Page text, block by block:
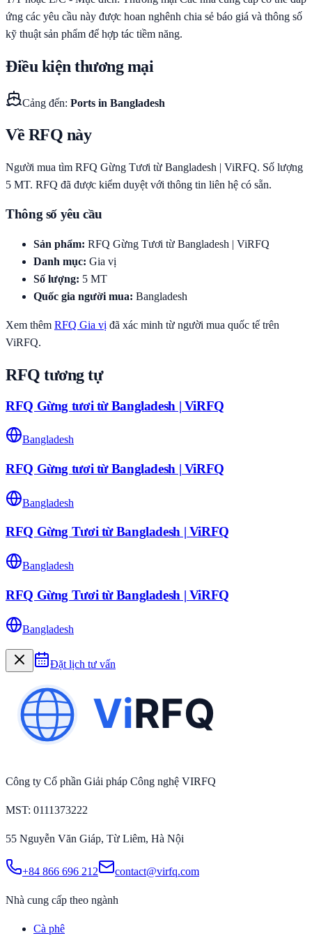
ứng các yêu cầu này được hoan nghênh chia sẻ báo giá và thông số
kỹ thuật sản phẩm để hợp tác tiềm năng.
Điều kiện thương mại
Cảng đến: Ports in Bangladesh
Về RFQ này
Người mua tìm RFQ Gừng Tươi từ Bangladesh | ViRFQ. Số lượng
5 MT. RFQ đã được kiểm duyệt với thông tin liên hệ có sẵn.
Thông số yêu cầu
Sản phẩm: RFQ Gừng Tươi từ Bangladesh | ViRFQ
Danh mục: Gia vị
Số lượng: 5 MT
Quốc gia người mua: Bangladesh
Xem thêm RFQ Gia vị đã xác minh từ người mua quốc tế trên
ViRFQ.
RFQ tương tự
RFQ Gừng tươi từ Bangladesh | ViRFQ
Bangladesh
RFQ Gừng tươi từ Bangladesh | ViRFQ
Bangladesh
RFQ Gừng Tươi từ Bangladesh | ViRFQ
Bangladesh
RFQ Gừng Tươi từ Bangladesh | ViRFQ
Bangladesh
Đặt lịch tư vấn
Công ty Cổ phần Giải pháp Công nghệ VIRFQ
MST: 0111373222
55 Nguyễn Văn Giáp, Từ Liêm, Hà Nội
+84 866 696 212 contact@virfq.com
Nhà cung cấp theo ngành
Cà phê